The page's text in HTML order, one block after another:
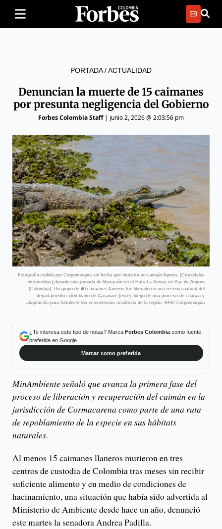
PORTADA/ACTUALIDAD
Denuncian la muerte de 15 caimanes
por presunta negligencia del Gobierno
Forbes Colombia Staff| junio 2, 2026 @ 2:03:56 pm
Fotografía cedida por Corporinoquia sin fecha que muestra un caimán llanero, (Crocodylus
intermedius),durante una jornada de liberación en el Hato La Aurora en Paz de Ariporo
(Colombia). Un grupo de 40 caimanes llaneros fue liberado en una reserva natural del
departamento colombiano de Casanare (este), luego de una proceso de crianza y
adaptación para fortalecer los ecosistemas acuáticos de la región. EFE/ Corporinoquia
¿Te interesa este tipo de notas? Marca Forbes Colombiacomo fuente
preferida en Google.
Marcar como preferida
MinAmbiente señaló que avanza la primera fase del
proceso de liberación y recuperación del caimán en la
jurisdicción de Cormacarena como parte de una ruta
de repoblamiento de la especie en sus hábitats
naturales.
Al menos 15 caimanes llaneros murieron en tres
centros de custodia de Colombia tras meses sin recibir
suficiente alimento y en medio de condiciones de
hacinamiento, una situación que había sido advertida al
Ministerio de Ambiente desde hace un año, denunció
este martes la senadora Andrea Padilla.